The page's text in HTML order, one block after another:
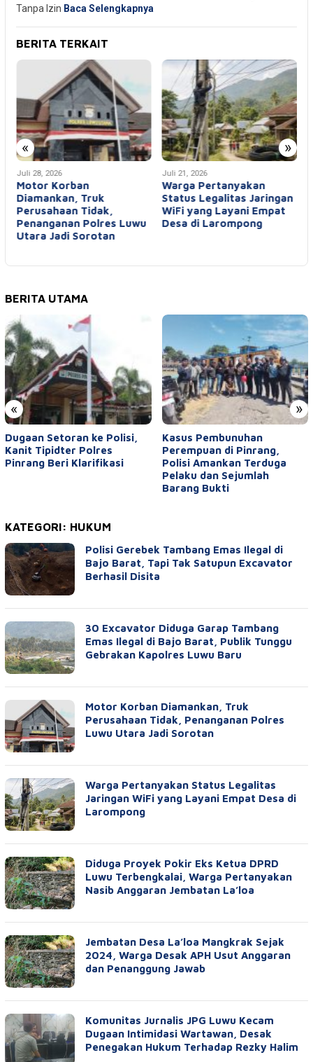
Tanpa Izin Baca Selengkapnya
BERITA TERKAIT
« »
Juli 28, 2026
Motor Korban
Diamankan, Truk
Perusahaan Tidak,
Penanganan Polres Luwu
Utara Jadi Sorotan
Juli 21, 2026
Warga Pertanyakan
Status Legalitas Jaringan
WiFi yang Layani Empat
Desa di Larompong
BERITA UTAMA
« »
Dugaan Setoran ke Polisi,
Kanit Tipidter Polres
Pinrang Beri Klarifikasi
Kasus Pembunuhan
Perempuan di Pinrang,
Polisi Amankan Terduga
Pelaku dan Sejumlah
Barang Bukti
KATEGORI: HUKUM
Polisi Gerebek Tambang Emas Ilegal di
Bajo Barat, Tapi Tak Satupun Excavator
Berhasil Disita
30 Excavator Diduga Garap Tambang
Emas Ilegal di Bajo Barat, Publik Tunggu
Gebrakan Kapolres Luwu Baru
Motor Korban Diamankan, Truk
Perusahaan Tidak, Penanganan Polres
Luwu Utara Jadi Sorotan
Warga Pertanyakan Status Legalitas
Jaringan WiFi yang Layani Empat Desa di
Larompong
Diduga Proyek Pokir Eks Ketua DPRD
Luwu Terbengkalai, Warga Pertanyakan
Nasib Anggaran Jembatan La’loa
Jembatan Desa La’loa Mangkrak Sejak
2024, Warga Desak APH Usut Anggaran
dan Penanggung Jawab
Komunitas Jurnalis JPG Luwu Kecam
Dugaan Intimidasi Wartawan, Desak
Penegakan Hukum Terhadap Rezky Halim